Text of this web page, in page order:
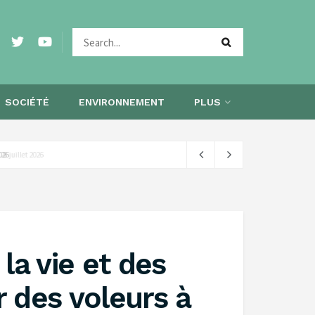
SOCIÉTÉ ENVIRONNEMENT PLUS
vie et des
des voleurs à